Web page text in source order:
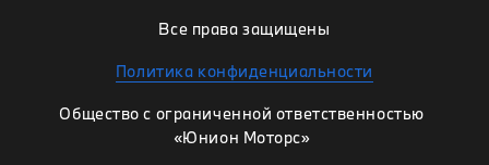
Все права защищены
Политика конфиденциальности
Общество с ограниченной ответственностью
«Юнион Моторс»